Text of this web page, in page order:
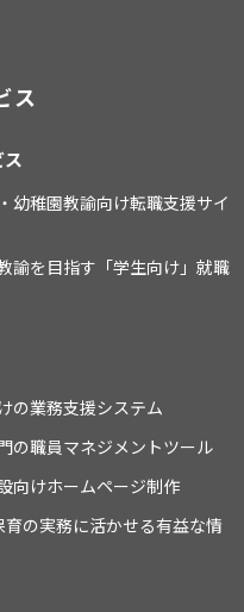
ス
幼稚園教諭向け転職支援サイ
諭を目指す「学生向け」就職
の業務支援システム
の職員マネジメントツール
向けホームページ制作
の実務に活かせる有益な情